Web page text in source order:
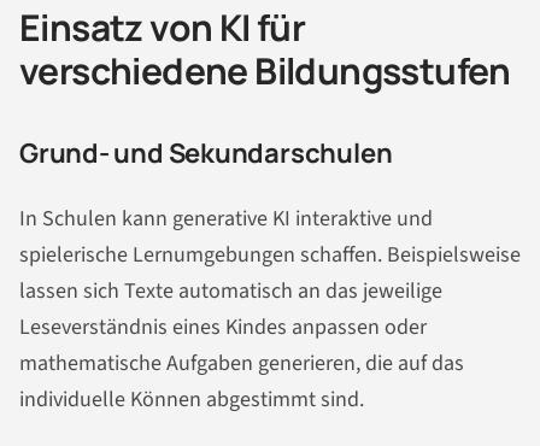
Einsatz von KI für
verschiedene Bildungsstufen
Grund- und Sekundarschulen
In Schulen kann generative KI interaktive und
spielerische Lernumgebungen schaffen. Beispielsweise
lassen sich Texte automatisch an das jeweilige
Leseverständnis eines Kindes anpassen oder
mathematische Aufgaben generieren, die auf das
individuelle Können abgestimmt sind.